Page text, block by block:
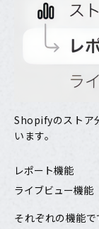
Shopifyのストア
います。
レポート機能
ライブビュー機能
それぞれの機能で